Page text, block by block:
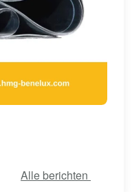
Alle berichten